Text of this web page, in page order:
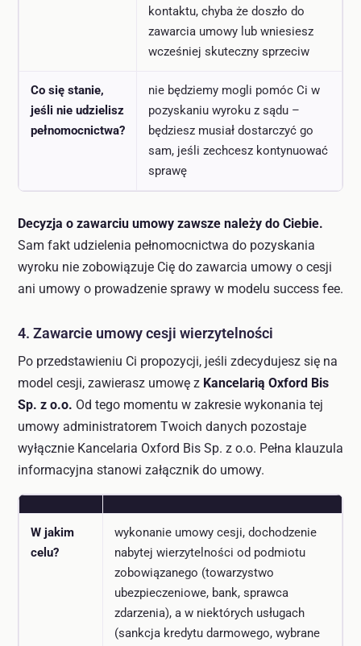
kontaktu, chyba że doszło do
zawarcia umowy lub wniesiesz
wcześniej skuteczny sprzeciw
Co się stanie,
jeśli nie udzielisz
pełnomocnictwa?
nie będziemy mogli pomóc Ci w
pozyskaniu wyroku z sądu –
będziesz musiał dostarczyć go
sam, jeśli zechcesz kontynuować
sprawę
Decyzja o zawarciu umowy zawsze należy do Ciebie.
Sam fakt udzielenia pełnomocnictwa do pozyskania
wyroku nie zobowiązuje Cię do zawarcia umowy o cesji
ani umowy o prowadzenie sprawy w modelu success fee.
4. Zawarcie umowy cesji wierzytelności
Po przedstawieniu Ci propozycji, jeśli zdecydujesz się na
model cesji, zawierasz umowę z Kancelarią Oxford Bis
Sp. z o.o. Od tego momentu w zakresie wykonania tej
umowy administratorem Twoich danych pozostaje
wyłącznie Kancelaria Oxford Bis Sp. z o.o. Pełna klauzula
informacyjna stanowi załącznik do umowy.
W jakim
celu?
wykonanie umowy cesji, dochodzenie
nabytej wierzytelności od podmiotu
zobowiązanego (towarzystwo
ubezpieczeniowe, bank, sprawca
zdarzenia), a w niektórych usługach
(sankcja kredytu darmowego, wybrane